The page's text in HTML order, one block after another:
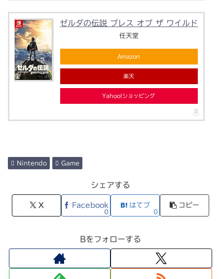
ゼルダの伝説 ブレス オブ ザ ワイルド
任天堂
Amazon
楽天
Yahoo!ショッピング
Nintendo Game
シェアする
X Facebook
0
はてブ
0
コピー
Bをフォローする